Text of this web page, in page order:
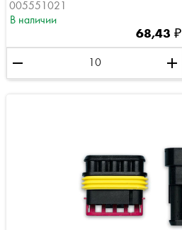
005551021
В наличии
68,43 ₽
remove add